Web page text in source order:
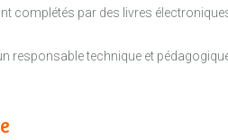
complétés par des livres
responsable technique et